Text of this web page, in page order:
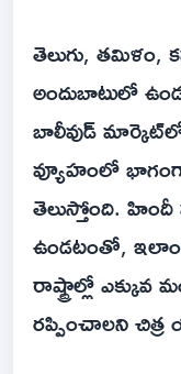
తెలుగు,
అందుబాటులో
బాలీవుడ్
వ్యూహంలో
తెలుస్తోంది.
ఉండటంతో,
రాష్ట్రాల్లో ఎక్కువ
రప్పించాలని